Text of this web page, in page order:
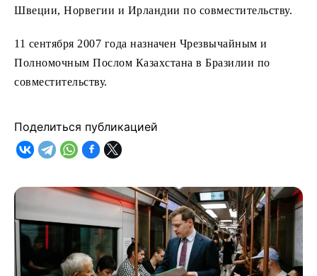
Швеции, Норвегии и Ирландии по совместительству.
11 сентября 2007 года назначен Чрезвычайным и
Полномочным Послом Казахстана в Бразилии по
совместительству.
Поделиться публикацией